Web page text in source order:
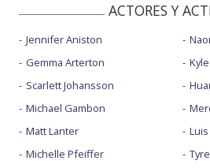
ACTORES Y
Jennifer Aniston
Gemma Arterton
Scarlett Johansson
Michael Gambon
Matt Lanter
Michelle Pfeiffer